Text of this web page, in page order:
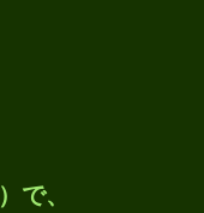
で、